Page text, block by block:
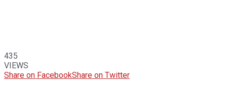
435
VIEWS
Share on FacebookShare on Twitter